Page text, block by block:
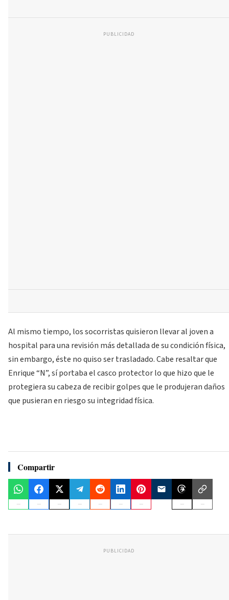
PUBLICIDAD
Al mismo tiempo, los socorristas quisieron llevar al joven a
hospital para una revisión más detallada de su condición física,
sin embargo, éste no quiso ser trasladado. Cabe resaltar que
Enrique “N”, sí portaba el casco protector lo que hizo que le
protegiera su cabeza de recibir golpes que le produjeran daños
que pusieran en riesgo su integridad física.
Compartir
PUBLICIDAD